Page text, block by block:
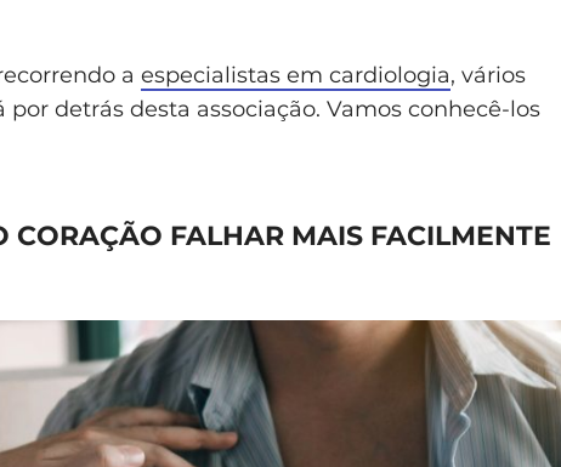
a especialistas em cardiologia, vários
detrás desta associação. Vamos conhecê-los
CORAÇÃO FALHAR MAIS FACILMENTE